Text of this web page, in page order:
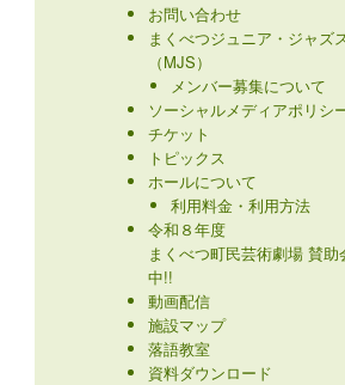
お問い合わせ
まくべつジュニア・ジャズ
（MJS）
メンバー募集について
ソーシャルメディアポリシ
チケット
トピックス
ホールについて
利用料金・利用方法
令和８年度
まくべつ町民芸術劇場 賛助
中!!
動画配信
施設マップ
落語教室
資料ダウンロード